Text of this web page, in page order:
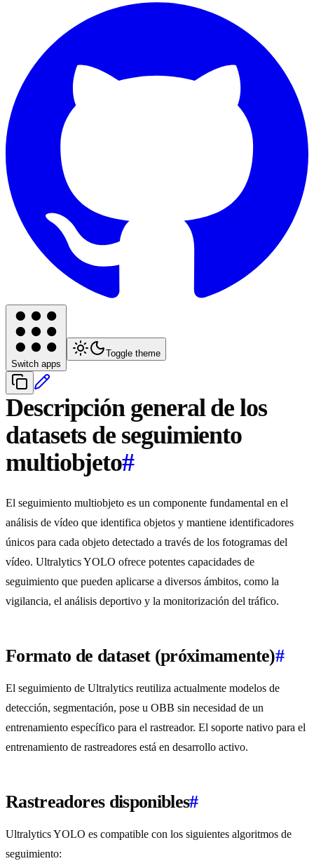
Switch apps
Toggle theme
Descripción general de los
datasets de seguimiento
multiobjeto#
El seguimiento multiobjeto es un componente fundamental en el
análisis de vídeo que identifica objetos y mantiene identificadores
únicos para cada objeto detectado a través de los fotogramas del
vídeo. Ultralytics YOLO ofrece potentes capacidades de
seguimiento que pueden aplicarse a diversos ámbitos, como la
vigilancia, el análisis deportivo y la monitorización del tráfico.
Formato de dataset (próximamente)#
El seguimiento de Ultralytics reutiliza actualmente modelos de
detección, segmentación, pose u OBB sin necesidad de un
entrenamiento específico para el rastreador. El soporte nativo para el
entrenamiento de rastreadores está en desarrollo activo.
Rastreadores disponibles#
Ultralytics YOLO es compatible con los siguientes algoritmos de
seguimiento: